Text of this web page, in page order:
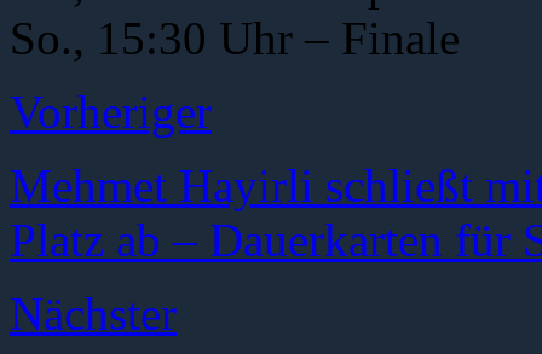
So., 15:30 Uhr – Finale
Vorheriger
Mehmet Hayirli schließt
Platz ab – Dauerkarten für
Nächster